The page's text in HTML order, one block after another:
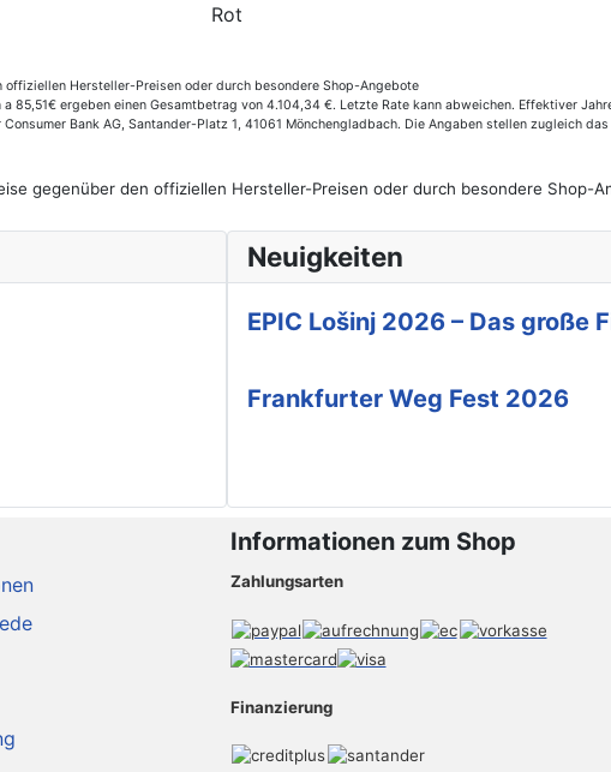
Rot
Hersteller-Preisen oder durch besondere Shop-Angebote
ergeben einen Gesamtbetrag von 4.104,34 €. Letzte Rate kann abweichen. Effektiver
Bank AG, Santander-Platz 1, 41061 Mönchengladbach. Die Angaben stellen zugleich
gegenüber den offiziellen Hersteller-Preisen oder durch besondere Shop-
Neuigkeiten
EPIC Lošinj 2026 – Das große
Frankfurter Weg Fest 2026
Informationen zum Shop
Zahlungsarten
Finanzierung